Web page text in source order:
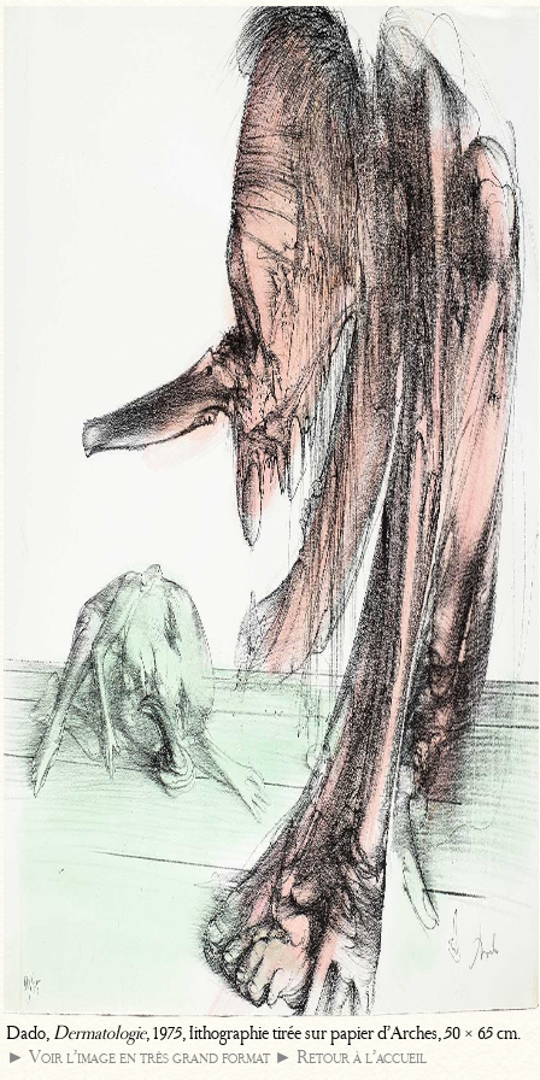
Dado, Dermatologie, 1975, lithographie tirée sur papier d’Arches, 50 × 65 cm.
► Voir l’image en très grand format ► Retour à l’accueil